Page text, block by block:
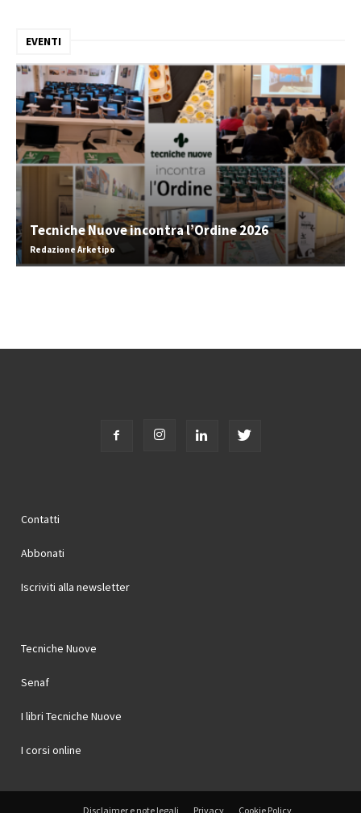
EVENTI
Tecniche Nuove incontra l’Ordine 2026
Redazione Arketipo
Contatti
Abbonati
Iscriviti alla newsletter
Tecniche Nuove
Senaf
I libri Tecniche Nuove
I corsi online
Disclaimer e note legali Privacy Cookie Policy